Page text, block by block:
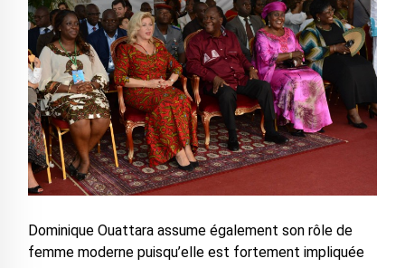
Dominique Ouattara assume également son rôle de
femme moderne puisqu’elle est fortement impliquée